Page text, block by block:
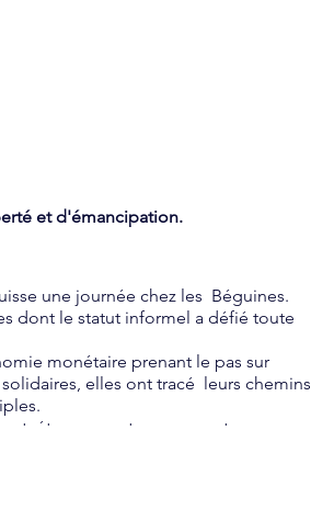
et d'émancipation.
une journée chez les Béguines.
dont le statut informel a défié toute
monétaire prenant le pas sur
elles ont tracé leurs chemins
étranger, autre, nous restons